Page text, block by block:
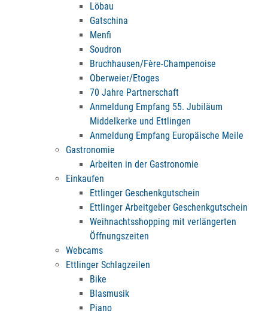
Löbau
Gatschina
Menfi
Soudron
Bruchhausen/Fère-Champenoise
Oberweier/Etoges
70 Jahre Partnerschaft
Anmeldung Empfang 55. Jubiläum
Middelkerke und Ettlingen
Anmeldung Empfang Europäische Meile
Gastronomie
Arbeiten in der Gastronomie
Einkaufen
Ettlinger Geschenkgutschein
Ettlinger Arbeitgeber Geschenkgutschein
Weihnachtsshopping mit verlängerten
Öffnungszeiten
Webcams
Ettlinger Schlagzeilen
Bike
Blasmusik
Piano